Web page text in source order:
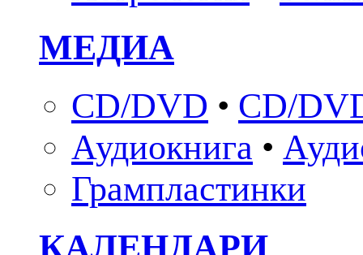
МЕДИА
CD/DVD • CD/
Аудиокнига •
Грампластинки